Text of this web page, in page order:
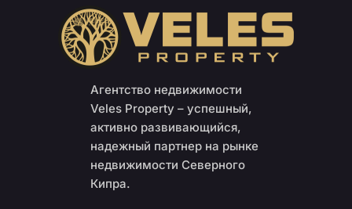
Агентство недвижимости
Veles Property – успешный,
активно развивающийся,
надежный партнер на рынке
недвижимости Северного
Кипра.